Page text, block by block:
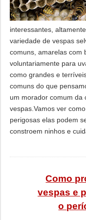
interessantes,
variedade de vespas
comuns, amarelas com
voluntariamente para
como grandes e
comuns do que
um morador comum da
vespas.Vamos ver
perigosas elas podem
constroem ninhos e
Como
vespas e
o